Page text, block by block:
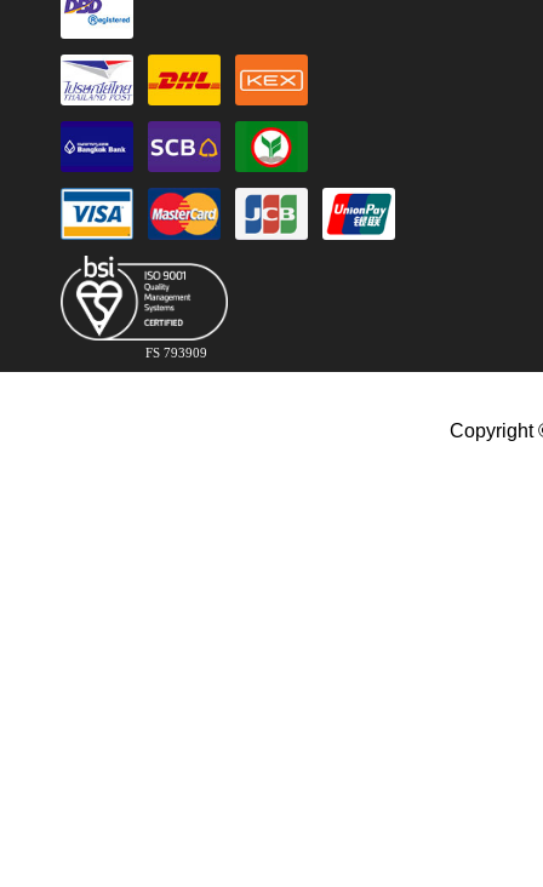
FS 793909
Copyright